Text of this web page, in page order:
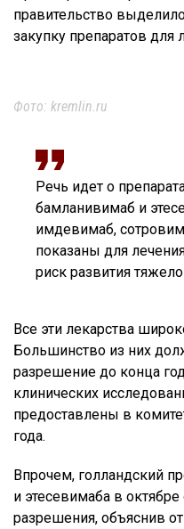
правительство
закупку препаратов для
Фото: kremlin.ru
Речь идет о
бамланивимаб и
имдевимаб,
показаны для
риск развития
Все эти лекарства
Большинство из них
разрешение до конца
клинических
предоставлены в
года.
Впрочем, голландский
и этесевимаба в
разрешения, объяснив